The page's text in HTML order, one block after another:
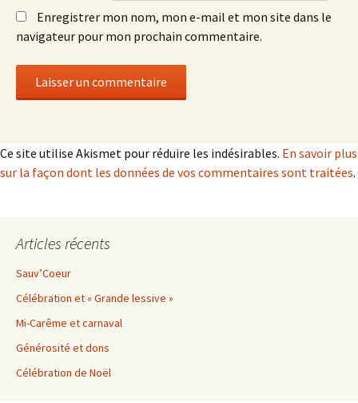
Enregistrer mon nom, mon e-mail et mon site dans le
navigateur pour mon prochain commentaire.
Ce site utilise Akismet pour réduire les indésirables. En savoir plus
sur la façon dont les données de vos commentaires sont traitées.
Articles récents
Sauv’Coeur
Célébration et « Grande lessive »
Mi-Carême et carnaval
Générosité et dons
Célébration de Noël